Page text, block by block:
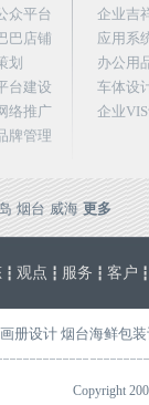
众平台
巴店铺
划
台建设
络推广
牌管理
企业吉
应用系
办公用
车体设
企业
烟台 威海 更多
┇ 观点 ┇ 服务 ┇ 客户 ┇
册设计 烟台海鲜包
Copyright